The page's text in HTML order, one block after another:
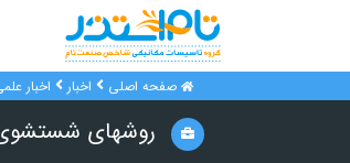
صفحه اصلی اخبار اخبار
روشهای